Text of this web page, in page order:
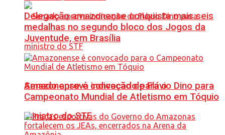
Senado aprova indicação de Flávio Dino para
ministro do STF
Delegação amazonense conquista mais seis
medalhas no segundo bloco dos Jogos da
Juventude, em Brasília
Amazonense é convocado para o
Campeonato Mundial de Atletismo em Tóquio